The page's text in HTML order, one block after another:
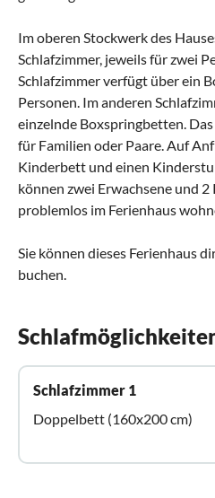
Im oberen Stockwerk des
Schlafzimmer, jeweils für zwei
Schlafzimmer verfügt über ein
Personen. Im anderen
einzelnde Boxspringbetten.
für Familien oder Paare. Auf
Kinderbett und einen
können zwei Erwachsene und
problemlos im Ferienhaus
Sie können dieses Ferienhaus
buchen.
Schlafzimmer 1
Doppelbett (160x200 cm)